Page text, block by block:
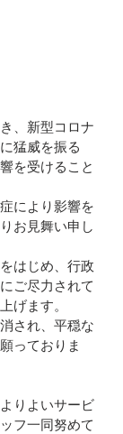
、新型コロナ
猛威を振る
を受けること
により影響を
お見舞い申し
はじめ、行政
ご尽力されて
げます。
され、平穏な
っておりま
りよいサービ
フ一同努めて